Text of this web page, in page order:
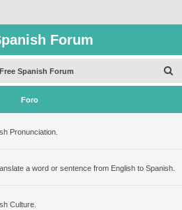
Forum
Free Spanish Forum
u
Foro
Pronunciation.
a word or sentence from English to Spanish.
Culture.